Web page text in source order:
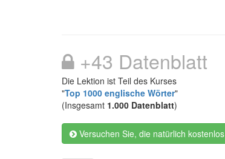
+43 Datenblatt
Die Lektion ist Teil des Kurses
"Top 1000 englische Wörter"
(Insgesamt 1.000 Datenblatt)
Versuchen Sie, die natürlich kostenlos